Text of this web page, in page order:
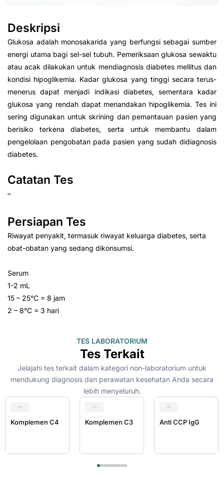
Deskripsi
Glukosa adalah monosakarida yang berfungsi sebagai sumber
energi utama bagi sel-sel tubuh. Pemeriksaan glukosa sewaktu
atau acak dilakukan untuk mendiagnosis diabetes mellitus dan
kondisi hipoglikemia. Kadar glukosa yang tinggi secara terus-
menerus dapat menjadi indikasi diabetes, sementara kadar
glukosa yang rendah dapat menandakan hipoglikemia. Tes ini
sering digunakan untuk skrining dan pemantauan pasien yang
berisiko terkena diabetes, serta untuk membantu dalam
pengelolaan pengobatan pada pasien yang sudah didiagnosis
diabetes.
Catatan Tes
–
Persiapan Tes
Riwayat penyakit, termasuk riwayat keluarga diabetes, serta
obat-obatan yang sedang dikonsumsi.
Serum
1-2 mL
15 – 25°C = 8 jam
2 – 8°C = 3 hari
TES LABORATORIUM
Tes Terkait
Jelajahi tes terkait dalam kategori non-laboratorium untuk
mendukung diagnosis dan perawatan kesehatan Anda secara
lebih menyeluruh.
Komplemen C4 Komplemen C3 Anti CCP IgG